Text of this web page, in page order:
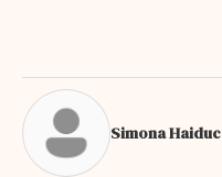
Simona Haiduc